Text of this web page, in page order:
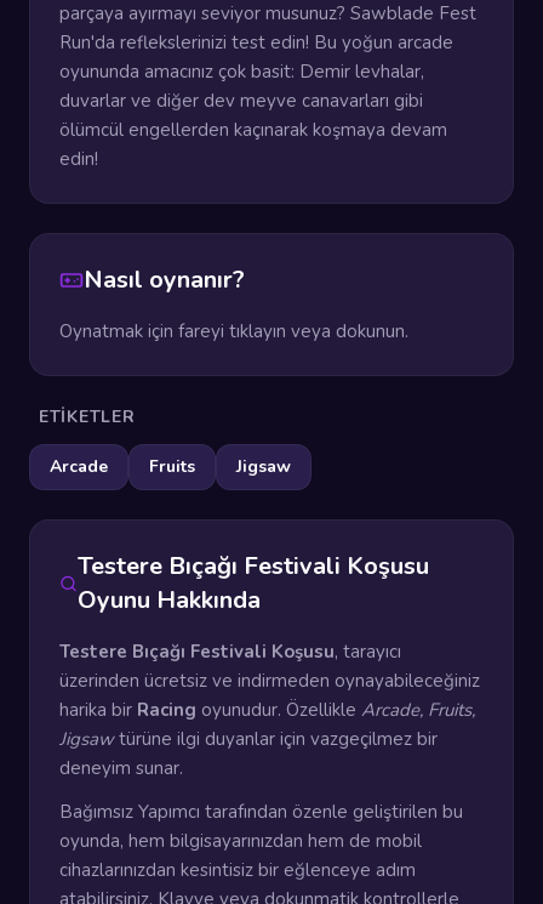
parçaya ayırmayı seviyor musunuz? Sawblade Fest
Run'da reflekslerinizi test edin! Bu yoğun arcade
oyununda amacınız çok basit: Demir levhalar,
duvarlar ve diğer dev meyve canavarları gibi
ölümcül engellerden kaçınarak koşmaya devam
edin!
Nasıl oynanır?
Oynatmak için fareyi tıklayın veya dokunun.
ETIKETLER
Arcade Fruits Jigsaw
Testere Bıçağı Festivali Koşusu
Oyunu Hakkında
Testere Bıçağı Festivali Koşusu, tarayıcı
üzerinden ücretsiz ve indirmeden oynayabileceğiniz
harika bir Racing oyunudur. Özellikle Arcade, Fruits,
Jigsawtürüne ilgi duyanlar için vazgeçilmez bir
deneyim sunar.
Bağımsız Yapımcı tarafından özenle geliştirilen bu
oyunda, hem bilgisayarınızdan hem de mobil
cihazlarınızdan kesintisiz bir eğlenceye adım
atabilirsiniz. Klavye veya dokunmatik kontrollerle